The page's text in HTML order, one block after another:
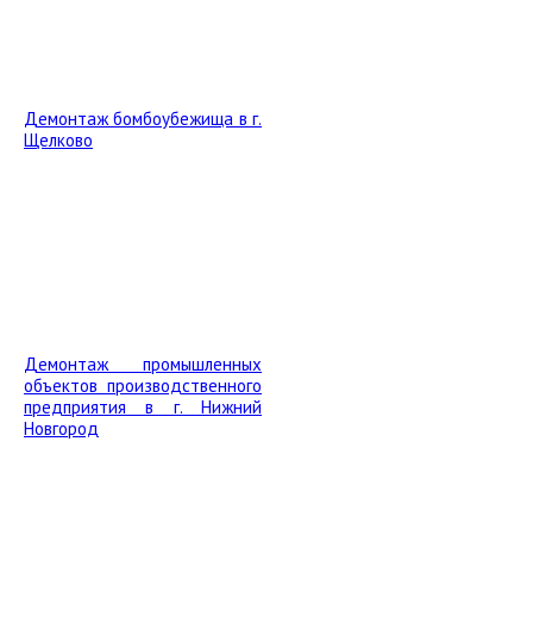
Демонтаж бомбоубежища в г.
Щелково
Демонтаж промышленных
объектов производственного
предприятия в г. Нижний
Новгород